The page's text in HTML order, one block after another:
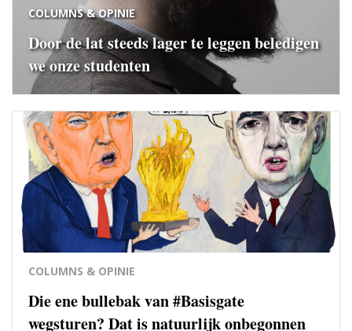
COLUMNS & OPINIE
Door de lat steeds lager te leggen beledigen
we onze studenten
COLUMNS & OPINIE
Die ene bullebak van #Basisgate
wegsturen? Dat is natuurlijk onbegonnen